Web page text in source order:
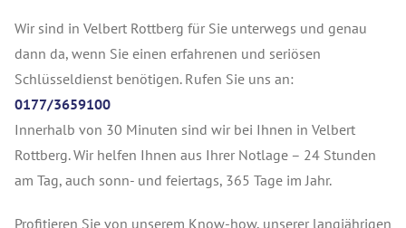
Wir sind in Velbert Rottberg für Sie unterwegs und genau
dann da, wenn Sie einen erfahrenen und seriösen
Schlüsseldienst benötigen. Rufen Sie uns an:
0177/3659100
Innerhalb von 30 Minuten sind wir bei Ihnen in Velbert
Rottberg. Wir helfen Ihnen aus Ihrer Notlage – 24 Stunden
am Tag, auch sonn- und feiertags, 365 Tage im Jahr.
Profitieren Sie von unserem Know-how, unserer langjährigen